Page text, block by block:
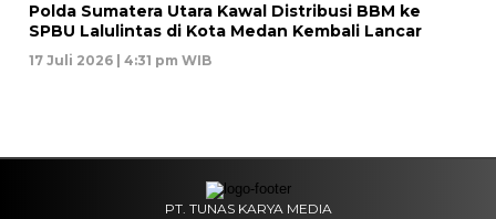
Polda Sumatera Utara Kawal Distribusi BBM ke
SPBU Lalulintas di Kota Medan Kembali Lancar
17 Juli 2026 | 4:31 pm WIB
PT. TUNAS KARYA MEDIA